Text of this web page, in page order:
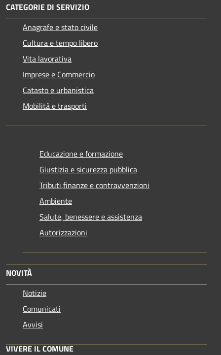
CATEGORIE DI SERVIZIO
Anagrafe e stato civile
Cultura e tempo libero
Vita lavorativa
Imprese e Commercio
Catasto e urbanistica
Mobilità e trasporti
Educazione e formazione
Giustizia e sicurezza pubblica
Tributi,finanze e contravvenzioni
Ambiente
Salute, benessere e assistenza
Autorizzazioni
NOVITÀ
Notizie
Comunicati
Avvisi
VIVERE IL COMUNE